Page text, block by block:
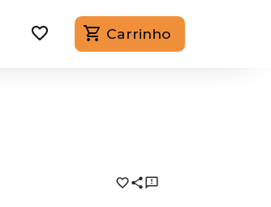
Carrinho